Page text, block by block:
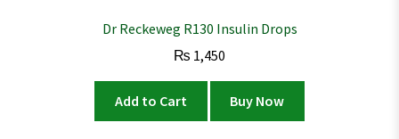
Dr Reckeweg R130 Insulin Drops
₨ 1,450
Add to Cart Buy Now